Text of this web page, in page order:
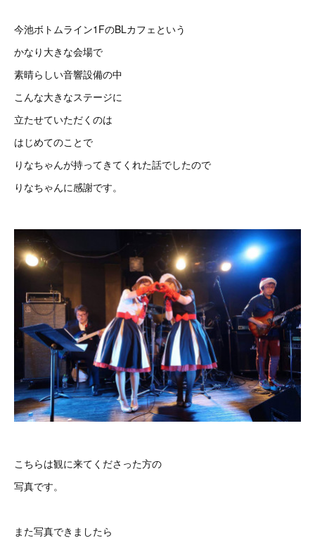
今池ボトムライン1FのBLカフェという
かなり大きな会場で
素晴らしい音響設備の中
こんな大きなステージに
立たせていただくのは
はじめてのことで
りなちゃんが持ってきてくれた話でしたので
りなちゃんに感謝です。
こちらは観に来てくださった方の
写真です。
また写真できましたら